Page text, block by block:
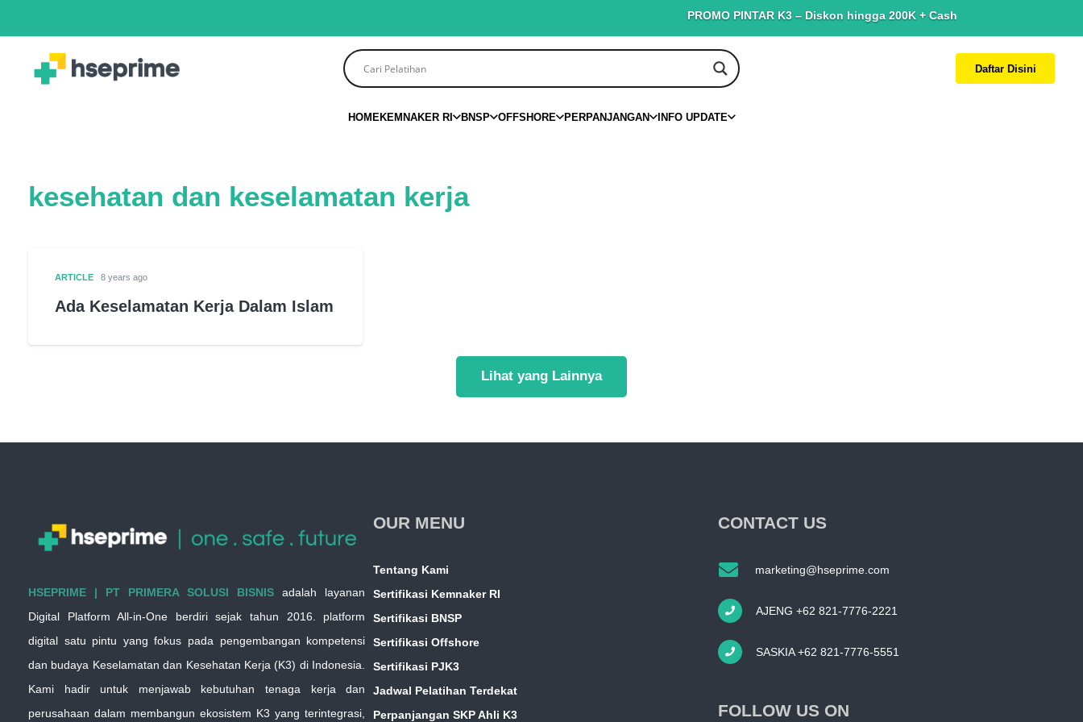
PROMO PINTAR K3 – Diskon hingga 200K + Cashback hingga 150K.
Daftar Disini
HOMEKEMNAKER RI BNSP OFFSHORE PERPANJANGAN INFO UPDATE
kesehatan dan keselamatan kerja
ARTICLE 8 years ago
Ada Keselamatan Kerja Dalam Islam
Lihat yang Lainnya
HSEPRIME | PT PRIMERA SOLUSI BISNIS adalah layanan
Digital Platform All-in-One berdiri sejak tahun 2016. platform
digital satu pintu yang fokus pada pengembangan kompetensi
dan budaya Keselamatan dan Kesehatan Kerja (K3) di Indonesia.
Kami hadir untuk menjawab kebutuhan tenaga kerja dan
perusahaan dalam membangun ekosistem K3 yang terintegrasi,
OUR MENU
Tentang Kami
Sertifikasi Kemnaker RI
Sertifikasi BNSP
Sertifikasi Offshore
Sertifikasi PJK3
Jadwal Pelatihan Terdekat
Perpanjangan SKP Ahli K3
CONTACT US
marketing@hseprime.com
AJENG +62 821-7776-2221
SASKIA +62 821-7776-5551
FOLLOW US ON